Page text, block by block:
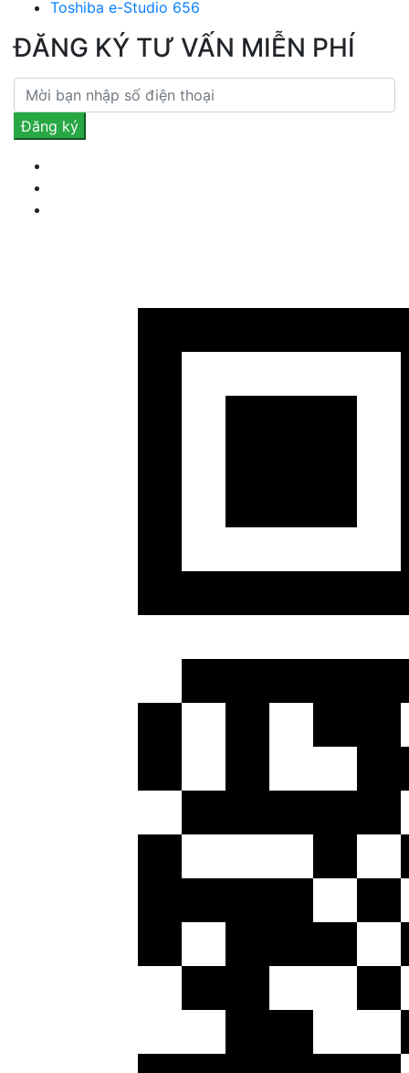
Toshiba e-Studio 656
ĐĂNG KÝ TƯ VẤN MIỄN PHÍ